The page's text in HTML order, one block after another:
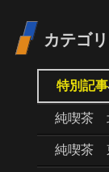
カテゴ
特別記事
純喫茶
純喫茶